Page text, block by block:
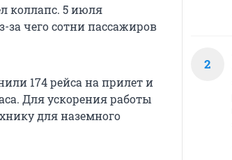
коллапс. 5 июля
за чего сотни пассажиров
174 рейса на прилет и
Для ускорения работы
для наземного
2